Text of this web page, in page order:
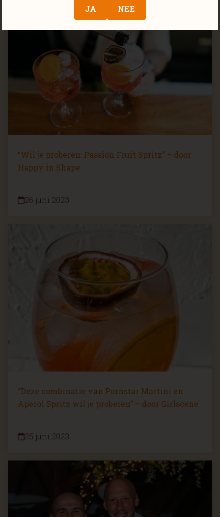
“Wil je proberen: Passion Fruit Spritz” – door
Happy in Shape
26 juni 2023
“Deze combinatie van Pornstar Martini en
Aperol Spritz wil je proberen” – door Girlscene
25 juni 2023
JA NEE